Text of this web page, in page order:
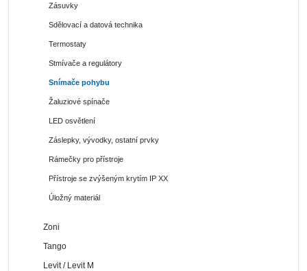
Zásuvky
Sdělovací a datová technika
Termostaty
Stmívače a regulátory
Snímače pohybu
Žaluziové spínače
LED osvětlení
Záslepky, vývodky, ostatní prvky
Rámečky pro přístroje
Přístroje se zvýšeným krytím IP XX
Úložný materiál
Zoni
Tango
Levit / Levit M